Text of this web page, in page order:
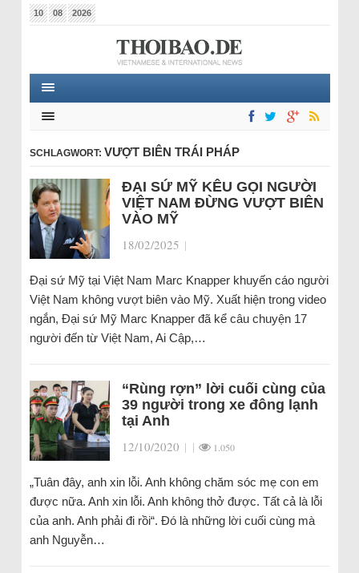
10 08 2026
SCHLAGWORT: VƯỢT BIÊN TRÁI PHÁP
ĐẠI SỨ MỸ KÊU GỌI NGƯỜI
VIỆT NAM ĐỪNG VƯỢT BIÊN
VÀO MỸ
18/02/2025 |
Đại sứ Mỹ tại Việt Nam Marc Knapper khuyến cáo người
Việt Nam không vượt biên vào Mỹ. Xuất hiện trong video
ngắn, Đại sứ Mỹ Marc Knapper đã kể câu chuyện 17
người đến từ Việt Nam, Ai Cập,…
“Rùng rợn” lời cuối cùng của
39 người trong xe đông lạnh
tại Anh
12/10/2020 | | 1.050
„Tuân đây, anh xin lỗi. Anh không chăm sóc mẹ con em
được nữa. Anh xin lỗi. Anh không thở được. Tất cả là lỗi
của anh. Anh phải đi rồi“. Đó là những lời cuối cùng mà
anh Nguyễn…